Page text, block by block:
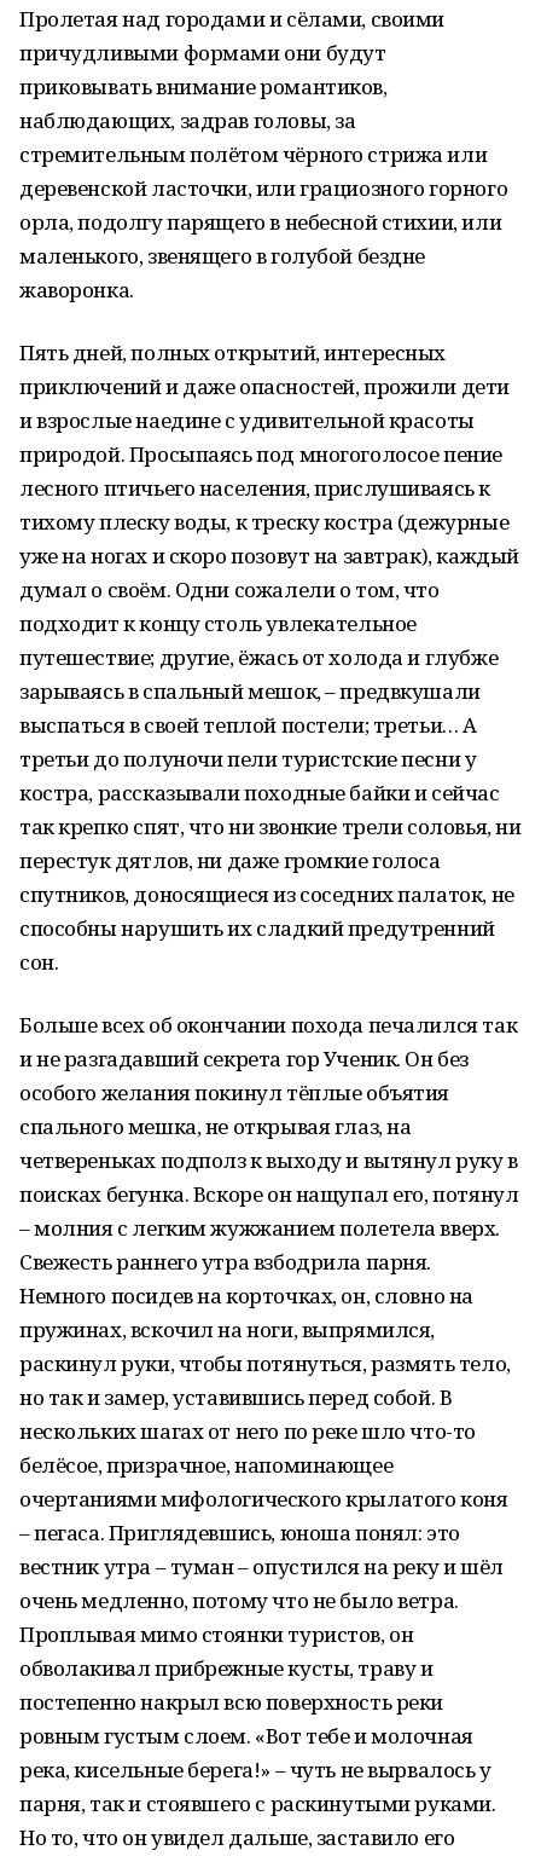
Пролетая над городами и сёлами, своими
причудливыми формами они будут
приковывать внимание романтиков,
наблюдающих, задрав головы, за
стремительным полётом чёрного стрижа или
деревенской ласточки, или грациозного горного
орла, подолгу парящего в небесной стихии, или
маленького, звенящего в голубой бездне
жаворонка.
Пять дней, полных открытий, интересных
приключений и даже опасностей, прожили дети
и взрослые наедине с удивительной красоты
природой. Просыпаясь под многоголосое пение
лесного птичьего населения, прислушиваясь к
тихому плеску воды, к треску костра (дежурные
уже на ногах и скоро позовут на завтрак), каждый
думал о своём. Одни сожалели о том, что
подходит к концу столь увлекательное
путешествие; другие, ёжась от холода и глубже
зарываясь в спальный мешок, – предвкушали
выспаться в своей теплой постели; третьи… А
третьи до полуночи пели туристские песни у
костра, рассказывали походные байки и сейчас
так крепко спят, что ни звонкие трели соловья, ни
перестук дятлов, ни даже громкие голоса
спутников, доносящиеся из соседних палаток, не
способны нарушить их сладкий предутренний
сон.
Больше всех об окончании похода печалился так
и не разгадавший секрета гор Ученик. Он без
особого желания покинул тёплые объятия
спального мешка, не открывая глаз, на
четвереньках подполз к выходу и вытянул руку в
поисках бегунка. Вскоре он нащупал его, потянул
– молния с легким жужжанием полетела вверх.
Свежесть раннего утра взбодрила парня.
Немного посидев на корточках, он, словно на
пружинах, вскочил на ноги, выпрямился,
раскинул руки, чтобы потянуться, размять тело,
но так и замер, уставившись перед собой. В
нескольких шагах от него по реке шло что-то
белёсое, призрачное, напоминающее
очертаниями мифологического крылатого коня
– пегаса. Приглядевшись, юноша понял: это
вестник утра – туман – опустился на реку и шёл
очень медленно, потому что не было ветра.
Проплывая мимо стоянки туристов, он
обволакивал прибрежные кусты, траву и
постепенно накрыл всю поверхность реки
ровным густым слоем. «Вот тебе и молочная
река, кисельные берега!» – чуть не вырвалось у
парня, так и стоявшего с раскинутыми руками.
Но то, что он увидел дальше, заставило его